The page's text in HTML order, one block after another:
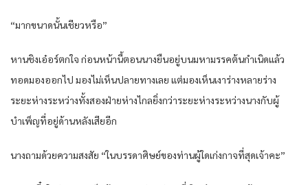
“มากขนาดนั้นเชียวหรือ”
หานชิงเอ๋อร์ตกใจ ก่อนหน้านี้ตอนนางยืนอยู่บนมหามรรคต้นกำเนิดแล้ว
ทอดมองออกไป มองไม่เห็นปลายทางเลย แต่มองเห็นเงาร่างหลายร่าง
ระยะห่างระหว่างทั้งสองฝ่ายห่างไกลยิ่งกว่าระยะห่างระหว่างนางกับผู้
บำเพ็ญที่อยู่ด้านหลังเสียอีก
นางถามด้วยความสงสัย “ในบรรดาศิษย์ของท่านผู้ใดเก่งกาจที่สุดเจ้าคะ”